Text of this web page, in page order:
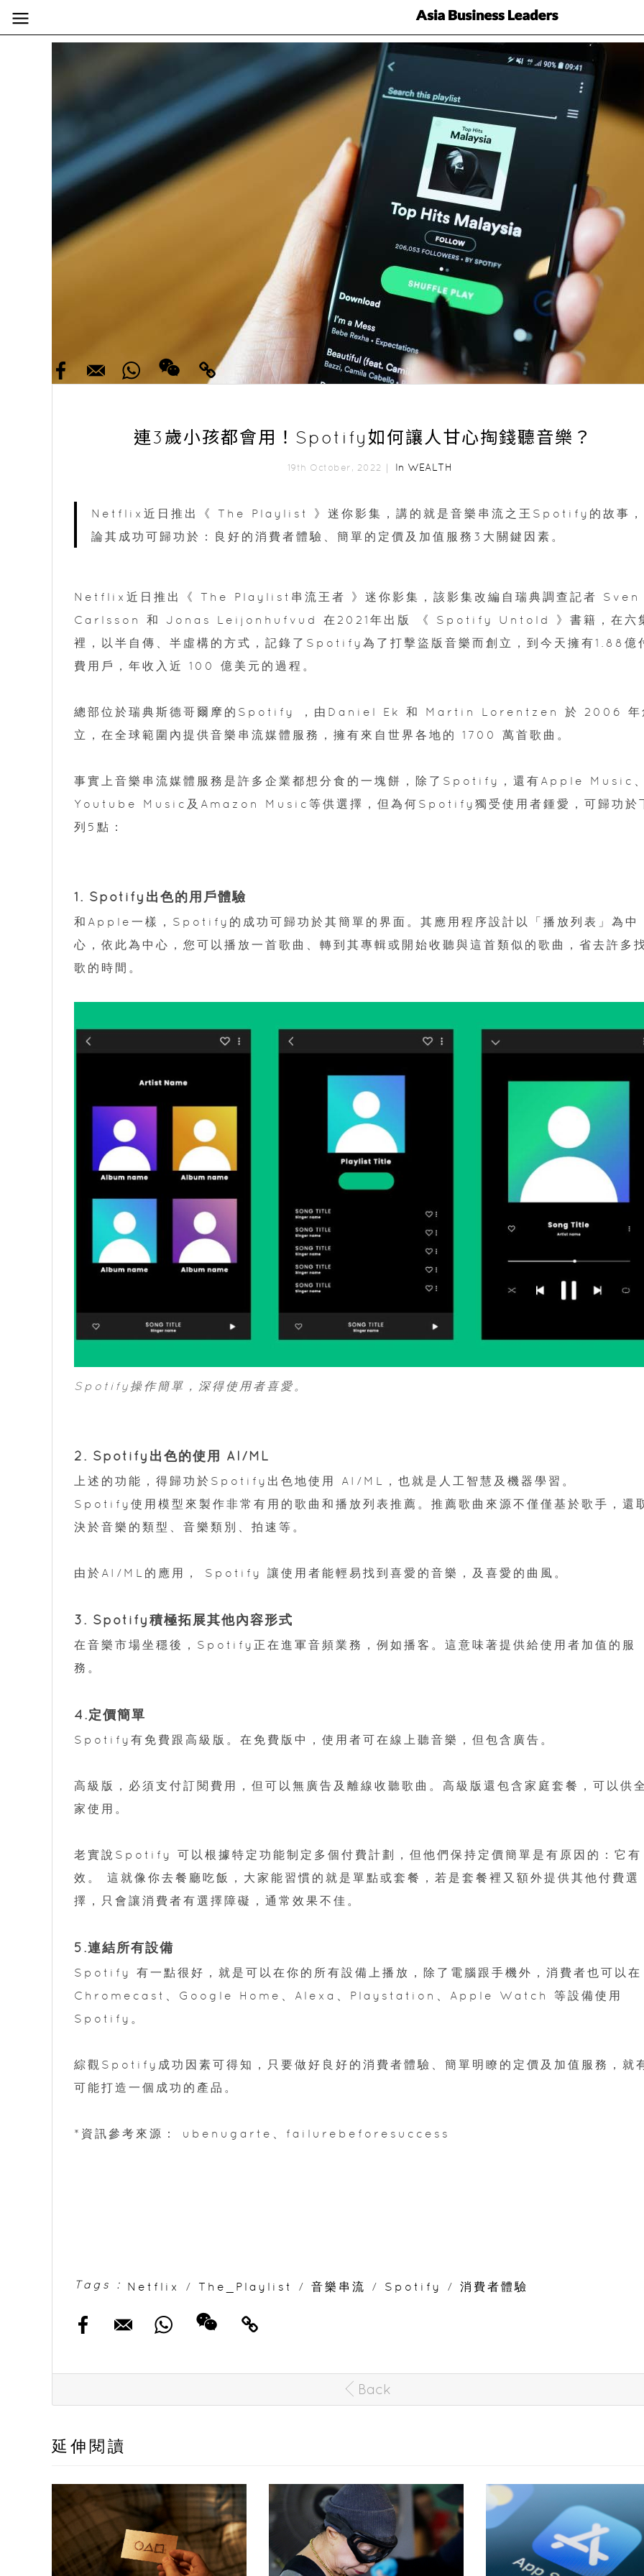
連3歲小孩都會用！Spotify如何讓人甘心掏錢聽音樂？
19th October, 2022｜ In WEALTH
Netflix近日推出《 The Playlist 》迷你影集，講的就是音樂串流之王Spotify的故事，
論其成功可歸功於：良好的消費者體驗、簡單的定價及加值服務3大關鍵因素。
Netflix近日推出《 The Playlist串流王者 》迷你影集，該影集改編自瑞典調查記者 Sven
Carlsson 和 Jonas Leijonhufvud 在2021年出版 《 Spotify Untold 》書籍，在六
裡，以半自傳、半虛構的方式，記錄了Spotify為了打擊盜版音樂而創立，到今天擁有1.88億
費用戶，年收入近 100 億美元的過程。
總部位於瑞典斯德哥爾摩的Spotify ，由Daniel Ek 和 Martin Lorentzen 於 2006 年
立，在全球範圍內提供音樂串流媒體服務，擁有來自世界各地的 1700 萬首歌曲。
事實上音樂串流媒體服務是許多企業都想分食的一塊餅，除了Spotify，還有Apple Music
Youtube Music及Amazon Music等供選擇，但為何Spotify獨受使用者鍾愛，可歸功於
列5點：
1. Spotify出色的用戶體驗
和Apple一樣，Spotify的成功可歸功於其簡單的界面。其應用程序設計以「播放列表」為中
心，依此為中心，您可以播放一首歌曲、轉到其專輯或開始收聽與這首類似的歌曲，省去許多
歌的時間。
Spotify操作簡單，深得使用者喜愛。
2. Spotify出色的使用 AI/ML
上述的功能，得歸功於Spotify出色地使用 AI/ML，也就是人工智慧及機器學習。
Spotify使用模型來製作非常有用的歌曲和播放列表推薦。推薦歌曲來源不僅僅基於歌手，還
決於音樂的類型、音樂類別、拍速等。
由於AI/ML的應用， Spotify 讓使用者能輕易找到喜愛的音樂，及喜愛的曲風。
3. Spotify積極拓展其他內容形式
在音樂市場坐穩後，Spotify正在進軍音頻業務，例如播客。這意味著提供給使用者加值的服
務。
4.定價簡單
Spotify有免費跟高級版。在免費版中，使用者可在線上聽音樂，但包含廣告。
高級版，必須支付訂閱費用，但可以無廣告及離線收聽歌曲。高級版還包含家庭套餐，可以供
家使用。
老實說Spotify 可以根據特定功能制定多個付費計劃，但他們保持定價簡單是有原因的：它有
效。 這就像你去餐廳吃飯，大家能習慣的就是單點或套餐，若是套餐裡又額外提供其他付費選
擇，只會讓消費者有選擇障礙，通常效果不佳。
5.連結所有設備
Spotify 有一點很好，就是可以在你的所有設備上播放，除了電腦跟手機外，消費者也可以在
Chromecast、Google Home、Alexa、Playstation、Apple Watch 等設備使用
Spotify。
綜觀Spotify成功因素可得知，只要做好良好的消費者體驗、簡單明瞭的定價及加值服務，就
可能打造一個成功的產品。
*資訊參考來源： ubenugarte、failurebeforesuccess
Tags : Netflix / The_Playlist / 音樂串流 / Spotify / 消費者體驗
Back
延伸閱讀